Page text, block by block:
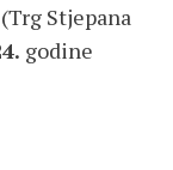
(Trg Stjepana
godine